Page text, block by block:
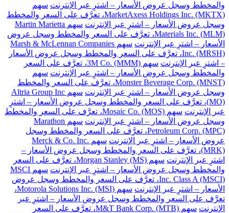
والمخطط وسجل عروض الأسعار – اشترِ عبر الإنترنت سهم
MarketAxess Holdings Inc. (MKTX)، تعرَّف على السعر والمخطط
وسجل عروض الأسعار – اشترِ عبر الإنترنت
سهم Martin Marietta
Materials Inc. (MLM)، تعرَّف على السعر والمخطط وسجل عروض
الأسعار – اشترِ عبر الإنترنت
سهم Marsh & McLennan Companies
Inc. (MRSH)، تعرَّف على السعر والمخطط وسجل عروض الأسعار
– اشترِ عبر الإنترنت
سهم 3M Co. (MMM)، تعرَّف على السعر
والمخطط وسجل عروض الأسعار – اشترِ عبر الإنترنت سهم
Monster Beverage Corp. (MNST)، تعرَّف على السعر والمخطط
وسجل عروض الأسعار – اشترِ عبر الإنترنت
سهم Altria Group Inc
(MO)، تعرَّف على السعر والمخطط وسجل عروض الأسعار – اشترِ
عبر الإنترنت
سهم Mosaic Co. (MOS)، تعرَّف على السعر والمخطط
وسجل عروض الأسعار – اشترِ عبر الإنترنت
سهم Marathon
Petroleum Corp. (MPC)، تعرَّف على السعر والمخطط وسجل
عروض الأسعار – اشترِ عبر الإنترنت
سهم Merck & Co. Inc.
(MRK)، تعرَّف على السعر والمخطط وسجل عروض الأسعار –
اشترِ عبر الإنترنت
سهم Morgan Stanley (MS)، تعرَّف على السعر
والمخطط وسجل عروض الأسعار – اشترِ عبر الإنترنت
سهم MSCI
Inc. Class A (MSCI)، تعرَّف على السعر والمخطط وسجل عروض
الأسعار – اشترِ عبر الإنترنت
سهم Motorola Solutions Inc. (MSI)،
تعرَّف على السعر والمخطط وسجل عروض الأسعار – اشترِ عبر
الإنترنت
سهم M&T Bank Corp. (MTB)، تعرَّف على السعر